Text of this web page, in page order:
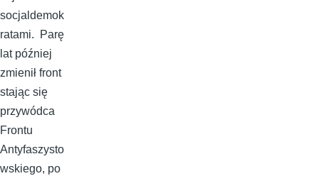
socjaldemok
ratami. Parę
lat później
zmienił front
stając się
przywódca
Frontu
Antyfaszysto
wskiego, po